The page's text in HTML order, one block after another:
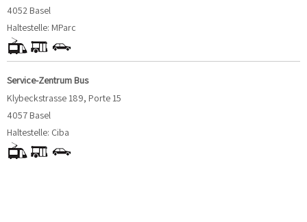
4052 Basel
Haltestelle: MParc
Service-Zentrum Bus
Klybeckstrasse 189, Porte 15
4057 Basel
Haltestelle: Ciba